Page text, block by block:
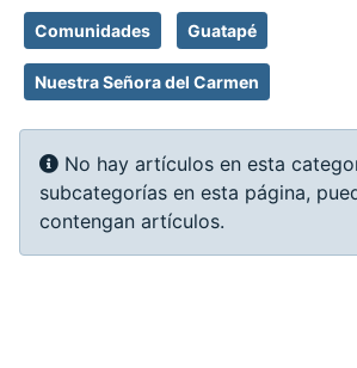
Comunidades Guatapé
Nuestra Señora del Carmen
Info
No hay artículos en esta
subcategorías en esta página,
contengan artículos.